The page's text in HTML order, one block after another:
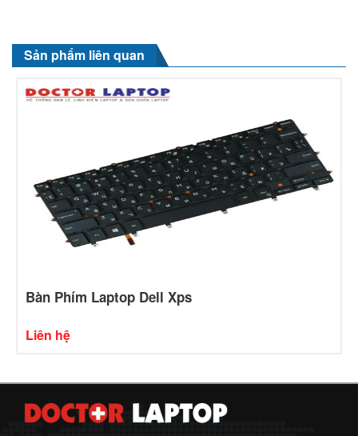
Sản phẩm liên quan
Bàn Phím Laptop Dell Xps
Liên hệ